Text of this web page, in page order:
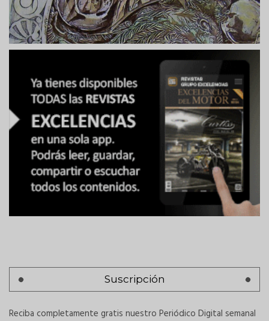
Suscripción
Reciba completamente gratis nuestro Periódico Digital semanal